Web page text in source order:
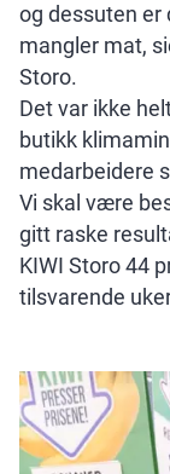
og dessuten er
mangler mat,
Storo.
Det var ikke
butikk
medarbeidere
Vi skal være
gitt raske
KIWI Storo 44
tilsvarende